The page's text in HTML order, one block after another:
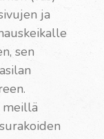
ja
sen
meillä